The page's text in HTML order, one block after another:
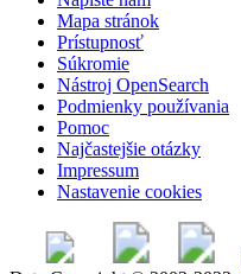
Mapa stránok
Prístupnosť
Súkromie
Nástroj OpenSearch
Podmienky používania
Pomoc
Najčastejšie otázky
Impressum
Nastavenie cookies